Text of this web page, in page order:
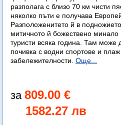
разполага с близо 70 км чисти
няколко пъти е получава
Разположенитето й в
митичното й божествено минало
туристи всяка година. Там може
почивка с водни спортове и
забележителности. Още...
809.00 €
1582.27 лв